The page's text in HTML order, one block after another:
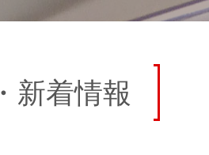
新着情報